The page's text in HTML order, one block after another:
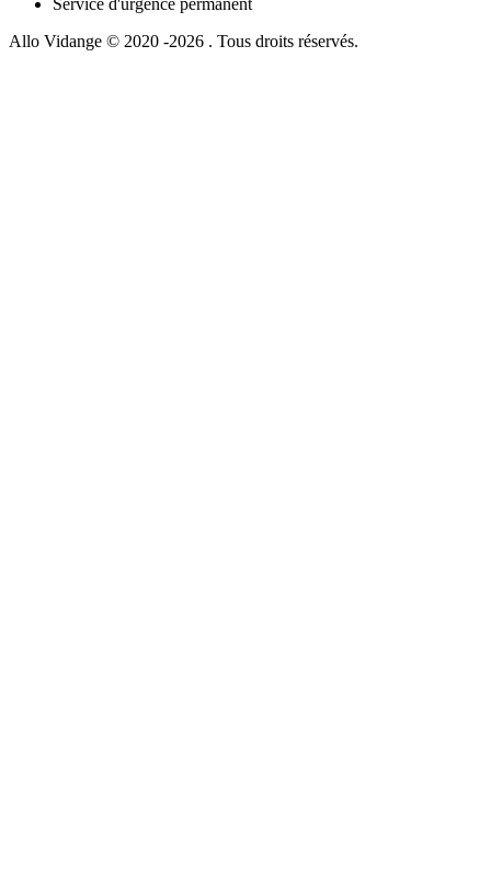
Allo Vidange © 2020 -2026 . Tous droits réservés.